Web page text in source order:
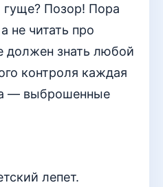
гуще? Позор! Пора
не читать про
должен знать любой
контроля каждая
— выброшенные
лепет.